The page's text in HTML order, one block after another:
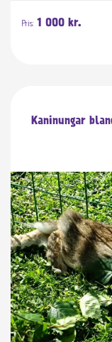
Pris: 1 000 kr.
Kaninungar